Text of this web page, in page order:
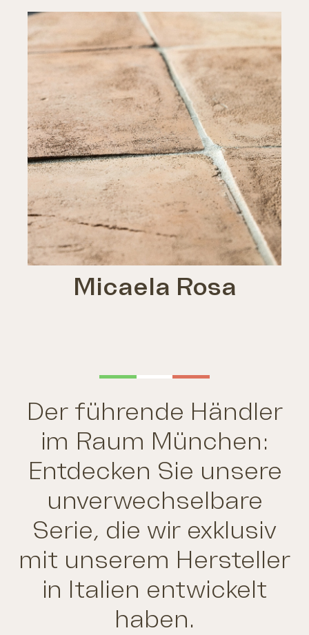
Micaela Rosa
Der führende Händler
im Raum München:
Entdecken Sie unsere
unverwechselbare
Serie, die wir exklusiv
mit unserem Hersteller
in Italien entwickelt
haben.